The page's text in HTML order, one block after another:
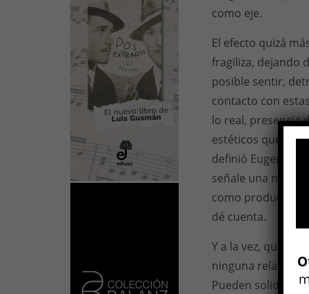
como eje.
El efecto quizá
fragiliza, dejando
posible sentir,
contacto con
lo real, presencia
estéticos que
definió Eugeni
señale una nueva
como productor
dé cuenta.
Y a la vez, que el
ninguna relación
Pueden